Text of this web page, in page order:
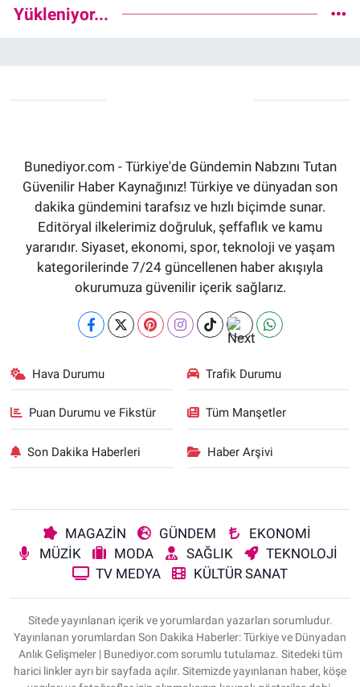
Yükleniyor...
Bunediyor.com - Türkiye'de Gündemin Nabzını Tutan
Güvenilir Haber Kaynağınız! Türkiye ve dünyadan son
dakika gündemini tarafsız ve hızlı biçimde sunar.
Editöryal ilkelerimiz doğruluk, şeffaflık ve kamu
yararıdır. Siyaset, ekonomi, spor, teknoloji ve yaşam
kategorilerinde 7/24 güncellenen haber akışıyla
okurumuza güvenilir içerik sağlarız.
Hava Durumu Trafik Durumu
Puan Durumu ve Fikstür Tüm Manşetler
Son Dakika Haberleri Haber Arşivi
MAGAZİN GÜNDEM
EKONOMİ
MÜZİK
MODA SAĞLIK
TEKNOLOJİ
TV MEDYA
KÜLTÜR SANAT
Sitede yayınlanan içerik ve yorumlardan yazarları sorumludur.
Yayınlanan yorumlardan Son Dakika Haberler: Türkiye ve Dünyadan
Anlık Gelişmeler | Bunediyor.com sorumlu tutulamaz. Sitedeki tüm
harici linkler ayrı bir sayfada açılır. Sitemizde yayınlanan haber, köşe